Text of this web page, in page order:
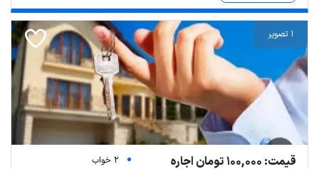
1 تصویر
قیمت: 100,000 تومان اجاره
2 خواب